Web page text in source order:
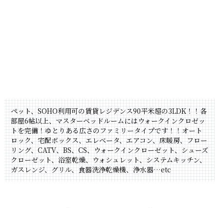
ペット、SOHO利用可の賃貸レジデンス90平米超の3LDK！！各
部屋6帖以上、マスターベッドルームにはウォークインクロゼッ
トを完備！ゆとりある広さのファミリータイプです！！オート
ロック、宅配ボックス、エレベータ、エアコン、床暖房、フロー
リング、CATV、BS、CS、ウォークインクローゼット、シューズ
クローゼット、浴室乾燥、ウォシュレット、システムキッチン、
ガスレンジ、グリル、食器洗浄乾燥機、浄水器…etc